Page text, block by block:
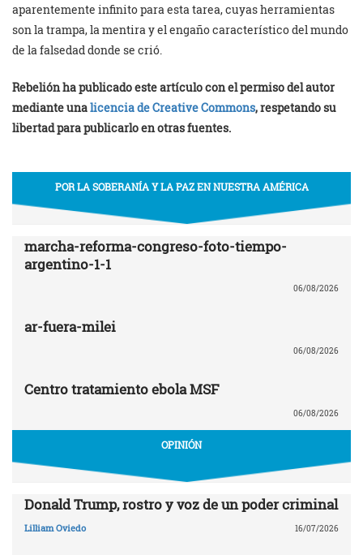
aparentemente infinito para esta tarea, cuyas herramientas
son la trampa, la mentira y el engaño característico del mundo
de la falsedad donde se crió.
Rebelión ha publicado este artículo con el permiso del autor
mediante unalicencia de Creative Commons, respetando su
libertad para publicarlo en otras fuentes.
POR LA SOBERANÍA Y LA PAZ EN NUESTRA AMÉRICA
marcha-reforma-congreso-foto-tiempo-
argentino-1-1
06/08/2026
ar-fuera-milei
06/08/2026
Centro tratamiento ebola MSF
06/08/2026
OPINIÓN
Donald Trump, rostro y voz de un poder criminal
Lilliam Oviedo 16/07/2026